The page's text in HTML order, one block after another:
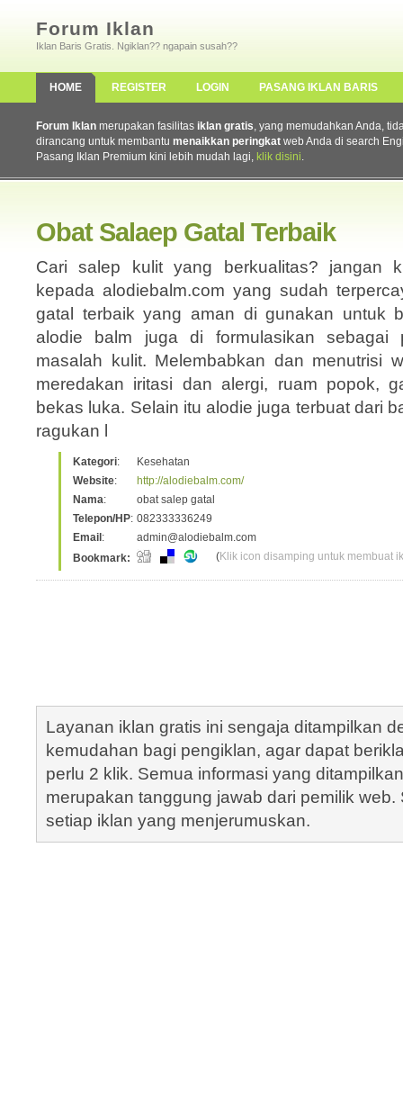
Forum Iklan
Iklan Baris Gratis. Ngiklan?? ngapain susah??
HOME REGISTER LOGIN PASANG IKLAN BARIS
Forum Iklan merupakan fasilitas iklan gratis, yang memudahkan Anda,
dirancang untuk membantu menaikkan peringkat web Anda di search
Pasang Iklan Premium kini lebih mudah lagi, klik disini.
Obat Salaep Gatal Terbaik
Cari salep kulit yang berkualitas? jangan
kepada alodiebalm.com yang sudah
gatal terbaik yang aman di gunakan untuk
alodie balm juga di formulasikan sebagai
masalah kulit. Melembabkan dan menutrisi
meredakan iritasi dan alergi, ruam popok,
bekas luka. Selain itu alodie juga terbuat dari
ragukan l
Kategori:
Kesehatan
Website:
http://alodiebalm.com/
Nama:
obat salep gatal
Telepon/HP: 082333336249
Email :
admin@alodiebalm.com
Bookmark:
(Klik icon disamping untuk membuat
Layanan iklan gratis ini sengaja ditampilkan
kemudahan bagi pengiklan, agar dapat
perlu 2 klik. Semua informasi yang
merupakan tanggung jawab dari pemilik
setiap iklan yang menjerumuskan.